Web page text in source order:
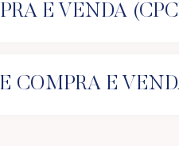
E VENDA
COMPRA E